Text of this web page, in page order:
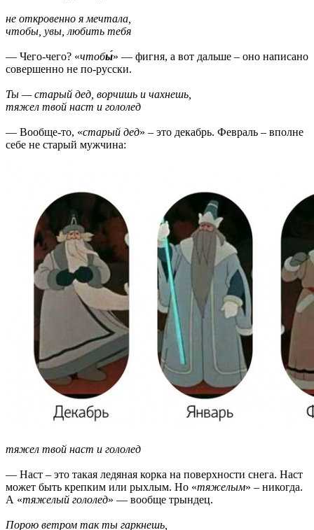
не откровенно я мечтала,
чтобы, увы, любить тебя
— Чего-чего? «чтобы́» — фигня, а вот дальше – оно написано
совершенно не по-русски.
Ты — старый дед, ворчишь и чахнешь,
тяжел твой наст и гололед
— Вообще-то, «старый дед» – это декабрь. Февраль – вполне
себе не старый мужчина:
тяжел твой наст и гололед
— Наст – это такая ледяная корка на поверхности снега. Наст
может быть крепким или рыхлым. Но «тяжелым» – никогда.
А «тяжелый гололед» — вообще трындец.
Порою ветром так ты гаркнешь,